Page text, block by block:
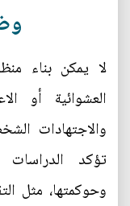
لا يمكن بناء
العشوائية أو
والاجتهادات
تؤكد
وحوكمتها، مثل